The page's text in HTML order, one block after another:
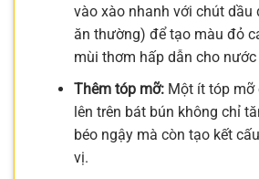
vào xào nhanh với chút dầu
ăn thường) để tạo màu đỏ
mùi thơm hấp dẫn cho nước
Thêm tóp mỡ:Một ít tóp mỡ
lên trên bát bún không chỉ
béo ngậy mà còn tạo kết
vị.